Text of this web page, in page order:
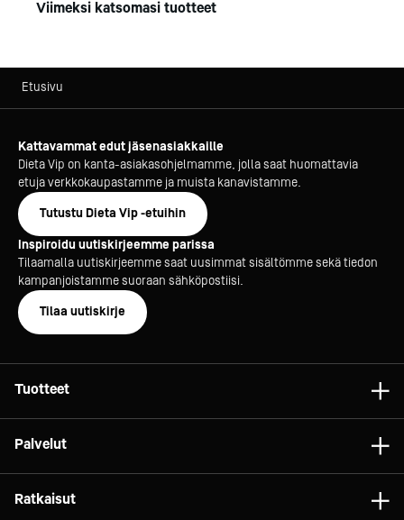
Viimeksi katsomasi tuotteet
Etusivu
Kattavammat edut jäsenasiakkaille
Dieta Vip on kanta-asiakasohjelmamme, jolla saat huomattavia
etuja verkkokaupastamme ja muista kanavistamme.
Tutustu Dieta Vip -etuihin
Inspiroidu uutiskirjeemme parissa
Tilaamalla uutiskirjeemme saat uusimmat sisältömme sekä tiedon
kampanjoistamme suoraan sähköpostiisi.
Tilaa uutiskirje
Tuotteet
Tarvikkeet
Palvelut
Konsultointi
Ratkaisut